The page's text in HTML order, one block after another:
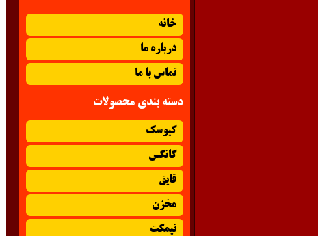
خانه
درباره ما
تماس با ما
دسته بندی محصولات
کیوسک
کانکس
قایق
مخزن
نیمکت